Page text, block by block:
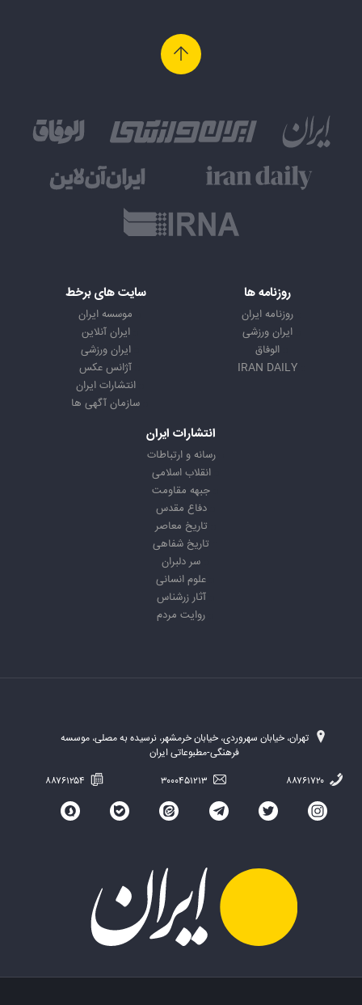
روزنامه ها
روزنامه ایران
ایران ورزشی
الوفاق
IRAN DAILY
سایت های برخط
موسسه ایران
ایران آنلاین
ایران ورزشی
آژانس عکس
انتشارات ایران
سازمان آگهی ها
انتشارات ایران
رسانه و ارتباطات
انقلاب اسلامی
جبهه مقاومت
دفاع مقدس
تاریخ معاصر
تاریخ شفاهی
سر دلبران
علوم انسانی
آثار زرشناس
روایت مردم
تهران، خیابان سهروردی، خیابان خرمشهر، نرسیده به مصلی، موسسه
فرهنگی-مطبوعاتی ایران